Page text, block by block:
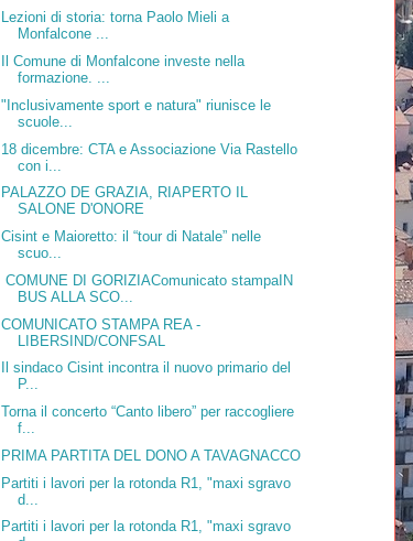
Lezioni di storia: torna Paolo Mieli a
Monfalcone ...
Il Comune di Monfalcone investe nella
formazione. ...
"Inclusivamente sport e natura" riunisce le
scuole...
18 dicembre: CTA e Associazione Via Rastello
con i...
PALAZZO DE GRAZIA, RIAPERTO IL
SALONE D'ONORE
Cisint e Maioretto: il “tour di Natale” nelle
scuo...
COMUNE DI GORIZIAComunicato stampaIN
BUS ALLA SCO...
COMUNICATO STAMPA REA -
LIBERSIND/CONFSAL
Il sindaco Cisint incontra il nuovo primario del
P...
Torna il concerto “Canto libero” per raccogliere
f...
PRIMA PARTITA DEL DONO A TAVAGNACCO
Partiti i lavori per la rotonda R1, "maxi sgravo
d...
Partiti i lavori per la rotonda R1, "maxi sgravo